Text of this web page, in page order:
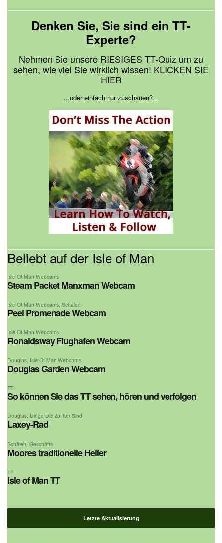
Denken Sie, Sie sind ein TT-
Experte?
Nehmen Sie unsere RIESIGES TT-Quiz um zu
sehen, wie viel Sie wirklich wissen! KLICKEN SIE
HIER
…oder einfach nur zuschauen?…
Beliebt auf der Isle of Man
Isle Of Man Webcams
Steam Packet Manxman Webcam
Isle Of Man Webcams Schälen
Peel Promenade Webcam
Isle Of Man Webcams
Ronaldsway Flughafen Webcam
Douglas, Isle Of Man Webcams
Douglas Garden Webcam
TT
So können Sie das TT sehen, hören und verfolgen
Douglas, Dinge Die Zu Tun Sind
Laxey-Rad
Schälen Geschäfte
Moores traditionelle Heiler
TT
Isle of Man TT
Letzte Aktualisierung